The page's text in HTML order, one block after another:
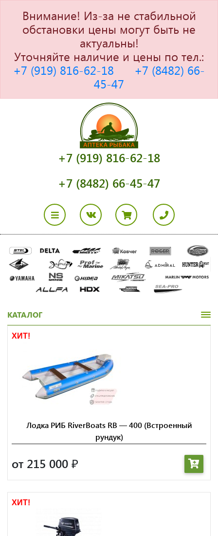
Внимание! Из-за не стабильной
обстановки цены могут быть не
актуальны!
Уточняйте наличие и цены по тел.:
+7 (919) 816-62-18
+7 (8482) 66-
45-47
+7 (919) 816-62-18
+7 (8482) 66-45-47
КАТАЛОГ
ХИТ!
Лодка РИБ RiverBoats RB — 400 (Встроенный
рундук)
от 215 000 ₽
ХИТ!